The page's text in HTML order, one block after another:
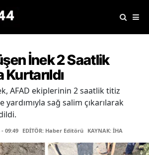
İnek 2 Saatlik
Kurtarıldı
AFAD ekiplerinin 2 saatlik titiz
yardımıyla sağ salim çıkarılarak
09:49 EDİTÖR: Haber Editörü KAYNAK: İHA